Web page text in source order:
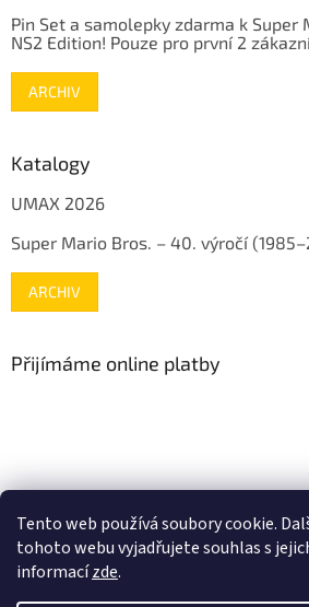
Tento web používá soubory cookie.
tohoto webu vyjadřujete souhlas s
informacízde.
Pin Set a samolepky zdarma k Super
NS2 Edition! Pouze pro první 2
ARCHIV
Katalogy
UMAX 2026
Super Mario Bros. – 40. výročí
ARCHIV
Přijímáme online platby
www.fleg.cz